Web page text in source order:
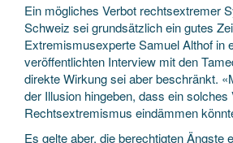
Ein mögliches Verbot rechtsextremer
Schweiz sei grundsätzlich ein gutes
Extremismusexperte Samuel Althof in
veröffentlichten Interview mit den
direkte Wirkung sei aber beschränkt.
der Illusion hingeben, dass ein solches
Rechtsextremismus eindämmen
Es gelte aber, die berechtigten Ängste